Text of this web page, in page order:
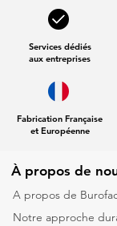
Services dédiés
aux entreprises
Fabrication Française
et Européenne
À propos de
A propos de
Notre approche